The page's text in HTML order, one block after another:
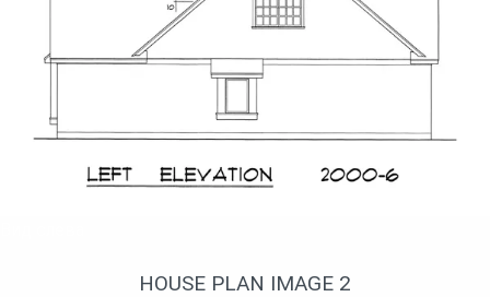
HOUSE PLAN IMAGE 2